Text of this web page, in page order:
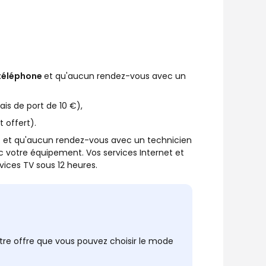
et qu'aucun rendez-vous avec un
de port de 10 €),
offert).
et qu'aucun rendez-vous avec un technicien
équipement. Vos services Internet et
TV sous 12 heures.
offre que vous pouvez choisir le mode